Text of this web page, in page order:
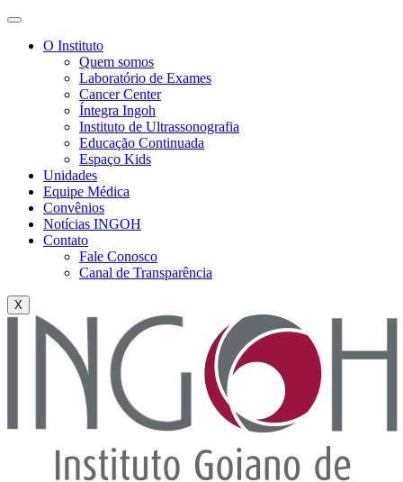
O Instituto
Quem somos
Laboratório de Exames
Cancer Center
Íntegra Ingoh
Instituto de Ultrassonografia
Educação Continuada
Espaço Kids
Unidades
Equipe Médica
Convênios
Notícias INGOH
Contato
Fale Conosco
Canal de Transparência
X